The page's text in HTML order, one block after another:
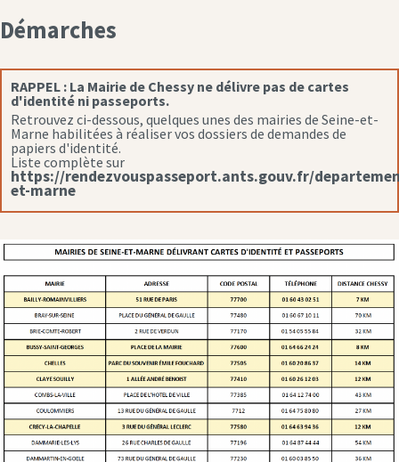
Démarches
RAPPEL : La Mairie de Chessy ne délivre pas de cartes
d'identité ni passeports.
Retrouvez ci-dessous, quelques unes des mairies de Seine-et-
Marne habilitées à réaliser vos dossiers de demandes de
papiers d'identité.
Liste complète sur
https://rendezvouspasseport.ants.gouv.fr/
et-marne